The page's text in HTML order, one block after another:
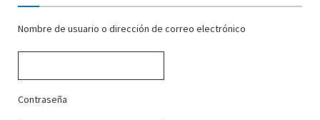
Nombre de usuario o dirección de correo electrónico
Contraseña